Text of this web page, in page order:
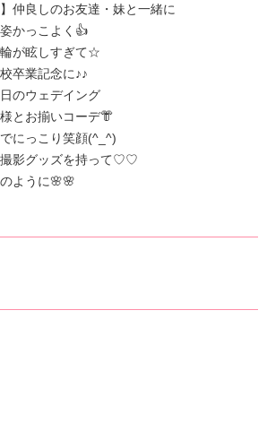
仲良しのお友達・妹と一緒に
かっこよく👍
輪が眩しすぎて☆
卒業記念に♪♪
のウェデイング
とお揃いコーデ👘
にっこり笑顔(^_^)
撮影グッズを持って♡♡
ように🌸🌸